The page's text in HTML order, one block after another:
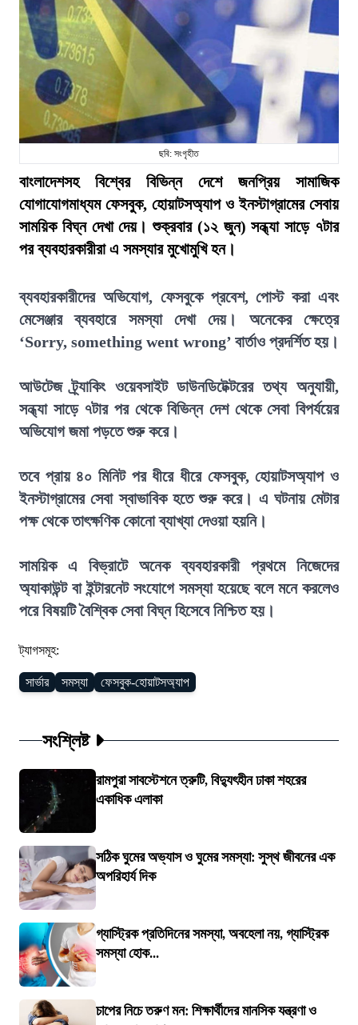
ছবি: সংগৃহীত
বাংলাদেশসহ বিশ্বের বিভিন্ন দেশে জনপ্রিয় সামাজিক
যোগাযোগমাধ্যম ফেসবুক, হোয়াটসঅ্যাপ ও ইনস্টাগ্রামের সেবায়
সাময়িক বিঘ্ন দেখা দেয়। শুক্রবার (১২ জুন) সন্ধ্যা সাড়ে ৭টার
পর ব্যবহারকারীরা এ সমস্যার মুখোমুখি হন।
ব্যবহারকারীদের অভিযোগ, ফেসবুকে প্রবেশ, পোস্ট করা এবং
মেসেঞ্জার ব্যবহারে সমস্যা দেখা দেয়। অনেকের ক্ষেত্রে
‘Sorry, something went wrong’ বার্তাও প্রদর্শিত হয়।
আউটেজ ট্র্যাকিং ওয়েবসাইট ডাউনডিটেক্টরের তথ্য অনুযায়ী,
সন্ধ্যা সাড়ে ৭টার পর থেকে বিভিন্ন দেশ থেকে সেবা বিপর্যয়ের
অভিযোগ জমা পড়তে শুরু করে।
তবে প্রায় ৪০ মিনিট পর ধীরে ধীরে ফেসবুক, হোয়াটসঅ্যাপ ও
ইনস্টাগ্রামের সেবা স্বাভাবিক হতে শুরু করে। এ ঘটনায় মেটার
পক্ষ থেকে তাৎক্ষণিক কোনো ব্যাখ্যা দেওয়া হয়নি।
সাময়িক এ বিভ্রাটে অনেক ব্যবহারকারী প্রথমে নিজেদের
অ্যাকাউন্ট বা ইন্টারনেট সংযোগে সমস্যা হয়েছে বলে মনে করলেও
পরে বিষয়টি বৈশ্বিক সেবা বিঘ্ন হিসেবে নিশ্চিত হয়।
ট্যাগসমূহ:
সার্ভার সমস্যা ফেসবুক-হোয়াটসঅ্যাপ
সংশ্লিষ্ট
রামপুরা সাবস্টেশনে ত্রুটি, বিদ্যুৎহীন ঢাকা শহরের
একাধিক এলাকা
সঠিক ঘুমের অভ্যাস ও ঘুমের সমস্যা: সুস্থ জীবনের এক
অপরিহার্য দিক
গ্যাস্ট্রিক প্রতিদিনের সমস্যা, অবহেলা নয়, গ্যাস্ট্রিক
সমস্যা হোক...
চাপের নিচে তরুণ মন: শিক্ষার্থীদের মানসিক যন্ত্রণা ও